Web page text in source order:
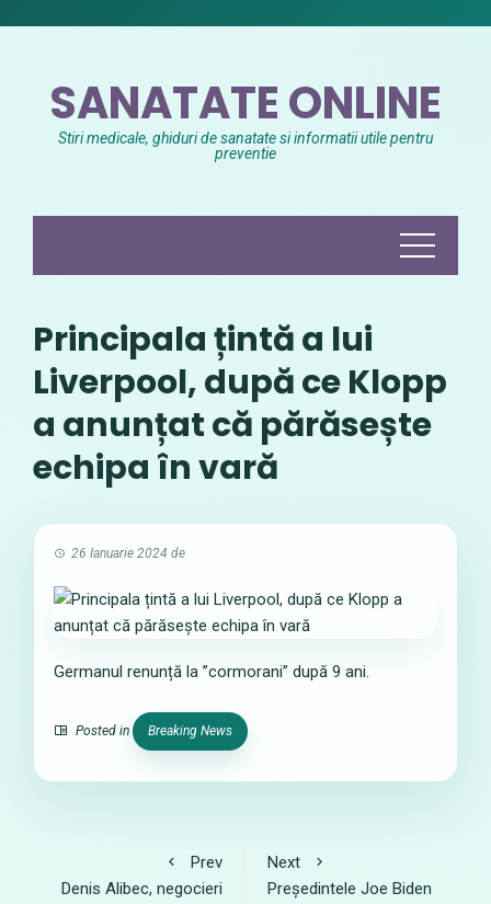
SANATATE ONLINE
Stiri medicale, ghiduri de sanatate si informatii utile pentru
preventie
Principala țintă a lui
Liverpool, după ce Klopp
a anunțat că părăsește
echipa în vară
26 Ianuarie 2024 de
Germanul renunță la ”cormorani” după 9 ani.
Posted in Breaking News
Prev
Denis Alibec, negocieri
Next
Președintele Joe Biden